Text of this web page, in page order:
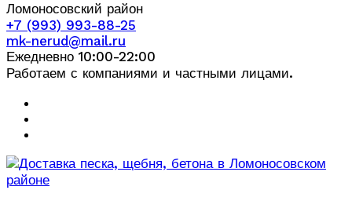
Ломоносовский район
+7 (993) 993-88-25
mk-nerud@mail.ru
Ежедневно 10:00-22:00
Работаем с компаниями и частными лицами.